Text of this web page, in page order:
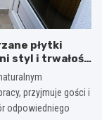
płytki
styl i trwałość
przyjmuje gości i
odpowiedniego